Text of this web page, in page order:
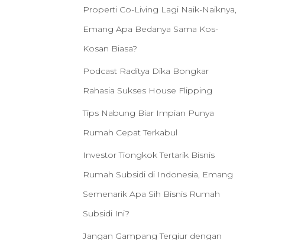
o
:
Properti Co-Living Lagi Naik-Naiknya,
Emang Apa Bedanya Sama Kos-
Kosan Biasa?
Podcast Raditya Dika Bongkar
Rahasia Sukses House Flipping
Tips Nabung Biar Impian Punya
Rumah Cepat Terkabul
Investor Tiongkok Tertarik Bisnis
Rumah Subsidi di Indonesia, Emang
Semenarik Apa Sih Bisnis Rumah
Subsidi Ini?
Jangan Gampang Tergiur dengan